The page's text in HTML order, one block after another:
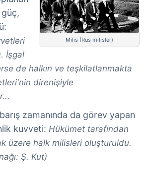
Milis (Rus milisler)
İşgal
de halkın ve teşkilatlanmakta
direnişiyle
zamanında da görev yapan
kuvveti: Hükümet tarafından
üzere halk milisleri oluşturuldu.
Ş. Kut)